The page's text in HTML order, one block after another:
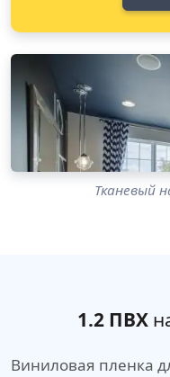
Тканевый
1.2 ПВХ
Виниловая пленка